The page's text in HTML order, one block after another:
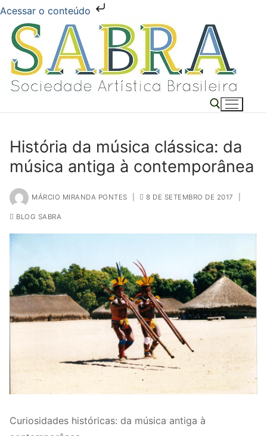
Acessar o conteúdo
Pular
para
conteúdo
Pesquisar por:
História da música clássica: da
música antiga à contemporânea
MÁRCIO MIRANDA PONTES 8 DE SETEMBRO DE 2017
BLOG SABRA
Curiosidades históricas: da música antiga à